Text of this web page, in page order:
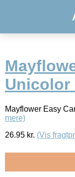
Unicolor
Mayflower Easy
mere)
26.95 kr. (Vis